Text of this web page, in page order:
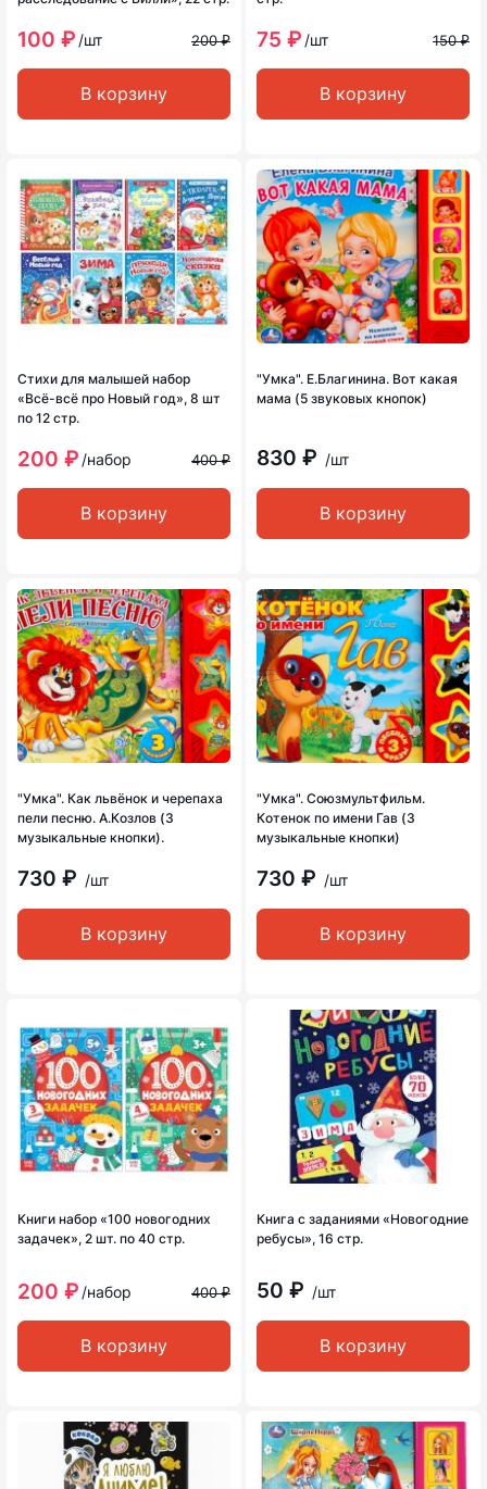
100 ₽ /шт 200 ₽
В корзину
75 ₽ /шт 150 ₽
В корзину
Стихи для малышей набор
«Всё-всё про Новый год», 8 шт
по 12 стр.
200 ₽ /набор 400 ₽
В корзину
"Умка". Е.Благинина. Вот какая
мама (5 звуковых кнопок)
830 ₽ /шт
В корзину
"Умка". Как львёнок и черепаха
пели песню. А.Козлов (3
музыкальные кнопки).
730 ₽ /шт
В корзину
"Умка". Союзмультфильм.
Котенок по имени Гав (3
музыкальные кнопки)
730 ₽ /шт
В корзину
Книги набор «100 новогодних
задачек», 2 шт. по 40 стр.
200 ₽ /набор 400 ₽
В корзину
Книга с заданиями «Новогодние
ребусы», 16 стр.
50 ₽ /шт
В корзину